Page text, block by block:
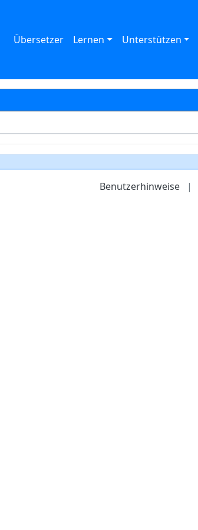
Übersetzer Lernen Unterstützen
Benutzerhinweise |